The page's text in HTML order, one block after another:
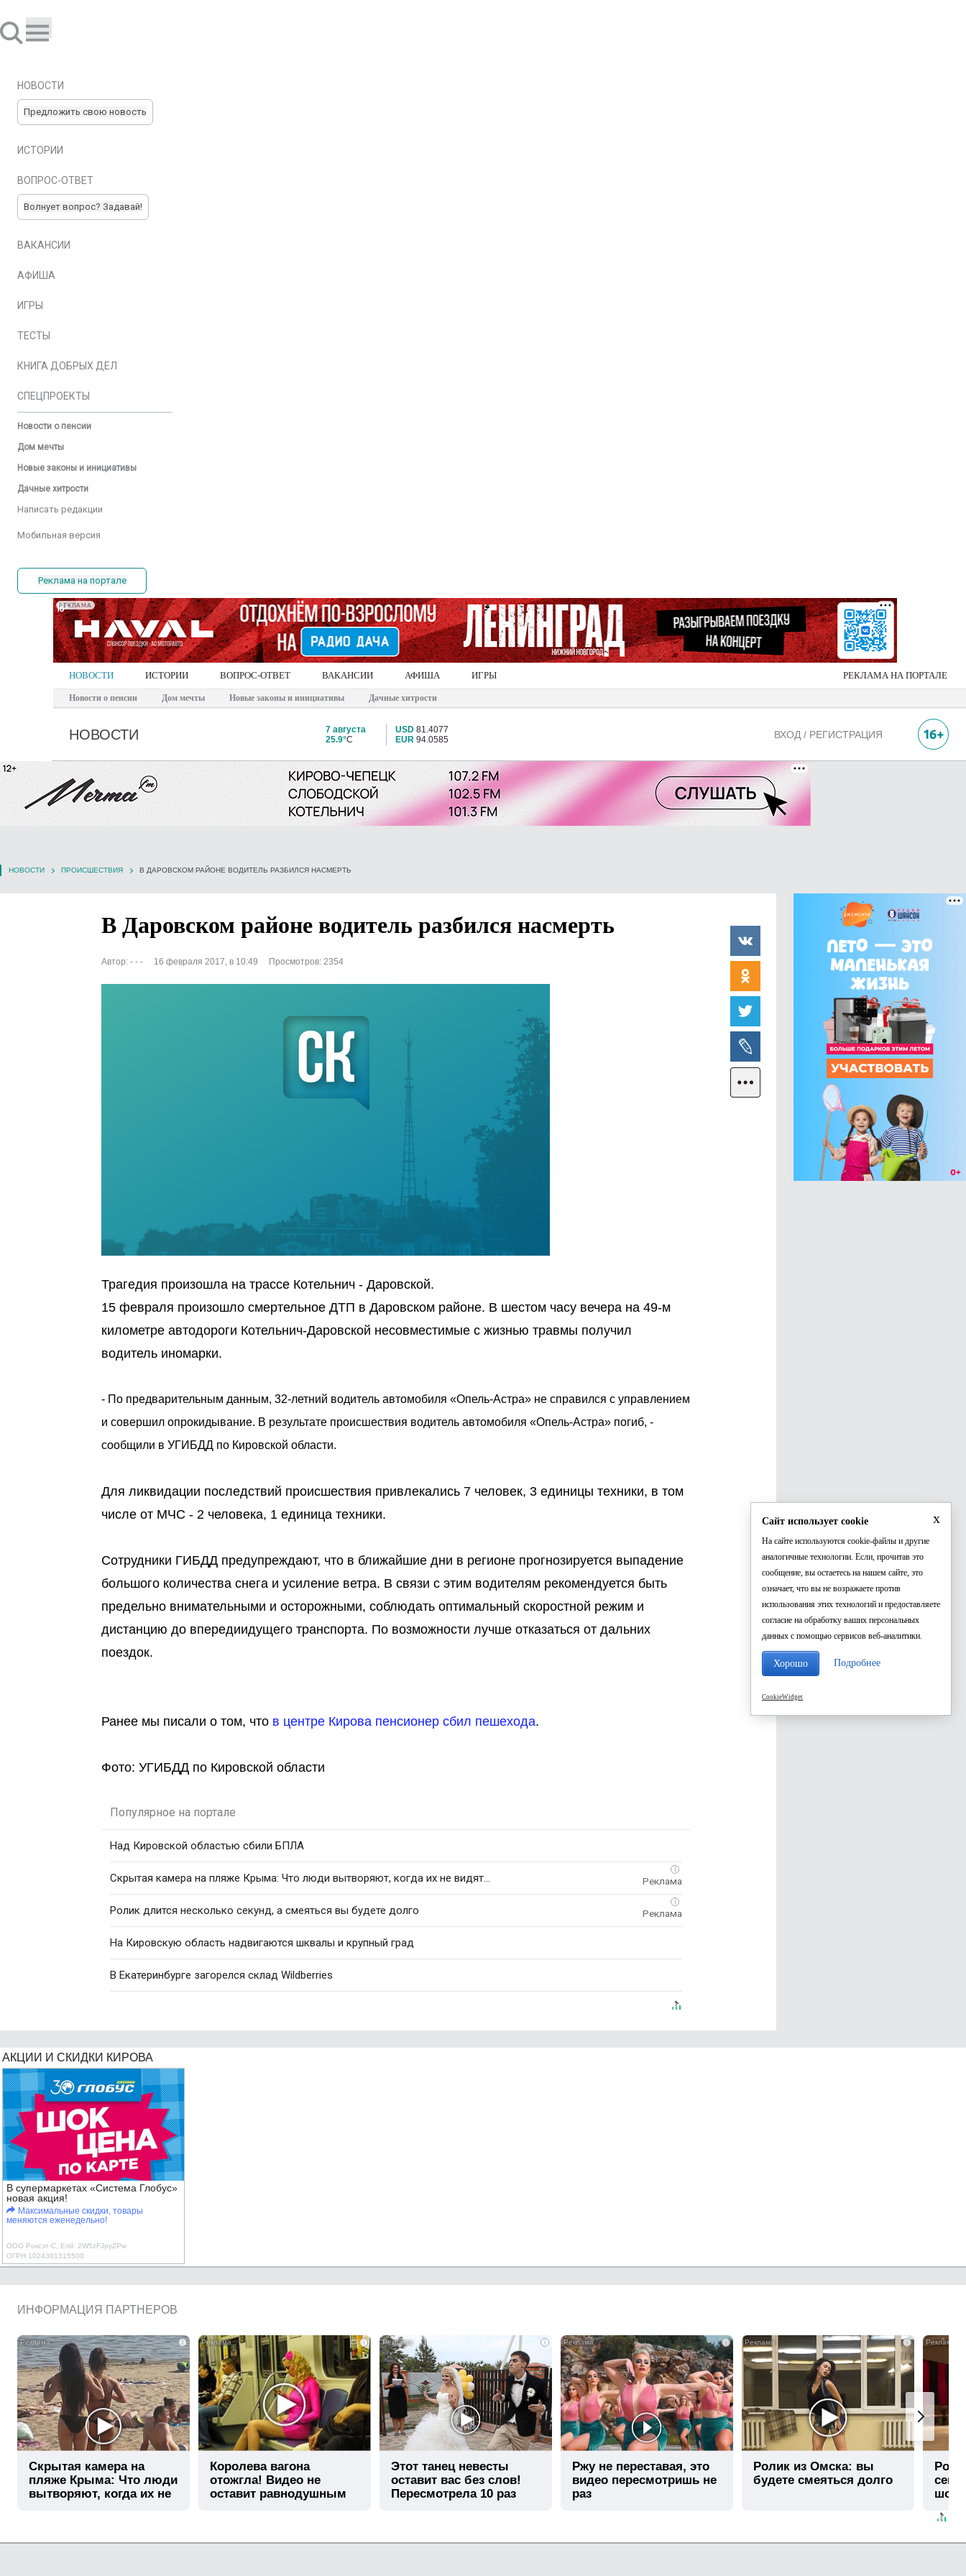
НОВОСТИ
Предложить свою новость
ИСТОРИИ
ВОПРОС-ОТВЕТ
Волнует вопрос? Задавай!
ВАКАНСИИ
АФИША
ИГРЫ
ТЕСТЫ
КНИГА ДОБРЫХ ДЕЛ
СПЕЦПРОЕКТЫ
Новости о пенсии
Дом мечты
Новые законы и инициативы
Дачные хитрости
Написать редакции
Мобильная версия
Реклама на портале
РЕКЛАМА
НОВОСТИ ИСТОРИИ ВОПРОС-ОТВЕТ ВАКАНСИИ АФИША ИГРЫ РЕКЛАМА НА ПОРТАЛЕ
Новости о пенсии Дом мечты Новые законы и инициативы Дачные хитрости
НОВОСТИ
7 августа
25.9°C
USD 81.4077
EUR 94.0585 ВХОД / РЕГИСТРАЦИЯ
НОВОСТИ ПРОИСШЕСТВИЯ В ДАРОВСКОМ РАЙОНЕ ВОДИТЕЛЬ РАЗБИЛСЯ НАСМЕРТЬ
В Даровском районе водитель разбился насмерть
Автор: - - - 16 февраля 2017, в 10:49 Просмотров: 2354
Трагедия произошла на трассе Котельнич - Даровской.
15 февраля произошло смертельное ДТП в Даровском районе. В шестом часу вечера на 49-м
километре автодороги Котельнич-Даровской несовместимые с жизнью травмы получил
водитель иномарки.
- По предварительным данным, 32-летний водитель автомобиля «Опель-Астра» не справился с управлением
и совершил опрокидывание. В результате происшествия водитель автомобиля «Опель-Астра» погиб, -
сообщили в УГИБДД по Кировской области.
Для ликвидации последствий происшествия привлекались 7 человек, 3 единицы техники, в том
числе от МЧС - 2 человека, 1 единица техники.
Сотрудники ГИБДД предупреждают, что в ближайшие дни в регионе прогнозируется выпадение
большого количества снега и усиление ветра. В связи с этим водителям рекомендуется быть
предельно внимательными и осторожными, соблюдать оптимальный скоростной режим и
дистанцию до впередиидущего транспорта. По возможности лучше отказаться от дальних
поездок.
Ранее мы писали о том, что в центре Кирова пенсионер сбил пешехода.
Фото: УГИБДД по Кировской области
Популярное на портале
Над Кировской областью сбили БПЛА
i
Скрытая камера на пляже Крыма: Что люди вытворяют, когда их не видят...
i
Ролик длится несколько секунд, а смеяться вы будете долго
На Кировскую область надвигаются шквалы и крупный град
В Екатеринбурге загорелся склад Wildberries
АКЦИИ И СКИДКИ КИРОВА
В супермаркетах «Система Глобус»
новая акция!
Максимальные скидки, товары
меняются еженедельно!
ООО Роксэт-С, Erid: 2W5zFJpyZPw
ОГРН 1024301315500
ИНФОРМАЦИЯ ПАРТНЕРОВ
i
Скрытая камера на
пляже Крыма: Что люди
вытворяют, когда их не
i
Королева вагона
отожгла! Видео не
оставит равнодушным
i
Этот танец невесты
оставит вас без слов!
Пересмотрела 10 раз
i
Ржу не переставая, это
видео пересмотришь не
раз
i
Ролик из Омска: вы
будете смеяться долго
шоке
x
Сайт использует cookie
На сайте используются cookie-файлы и другие
аналогичные технологии. Если, прочитав это
сообщение, вы остаетесь на нашем сайте, это
означает, что вы не возражаете против
использования этих технологий и предоставляете
согласие на обработку ваших персональных
данных с помощью сервисов веб-аналитики.
Хорошо Подробнее
CookieWidget